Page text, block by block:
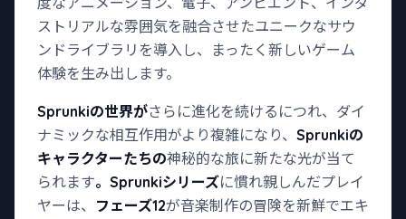
ストリアルな雰囲気を融合させたユニークなサウ
ンドライブラリを導入し、まったく新しいゲーム
体験を生み出します。
Sprunkiの世界がさらに進化を続けるにつれ、ダイ
ナミックな相互作用がより複雑になり、 Sprunkiの
キャラクターたちの神秘的な旅に新たな光が当て
られます。Sprunkiシリーズに慣れ親しんだプレイ
ヤーは、 フェーズ12が音楽制作の冒険を新鮮でエキ